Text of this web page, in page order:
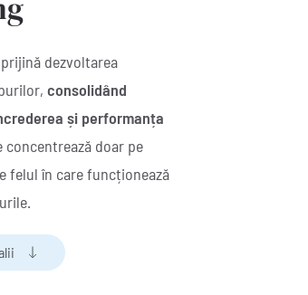
dezvoltarea
consolidând
și performanța
concentrează doar pe
felul în care funcționează